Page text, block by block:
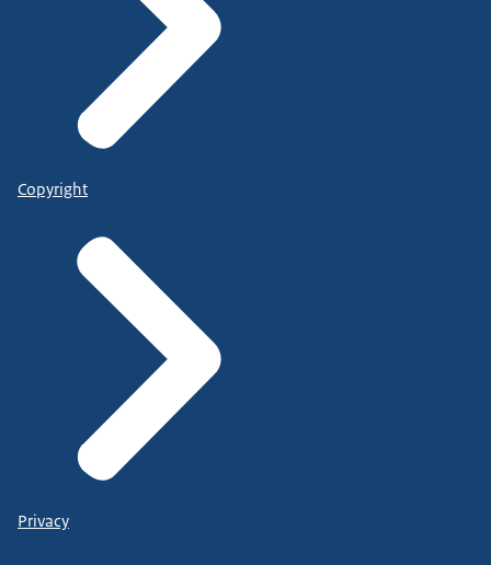
Copyright
Privacy